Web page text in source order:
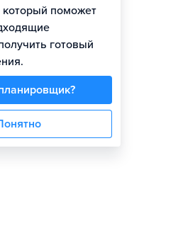
который поможет
готовый